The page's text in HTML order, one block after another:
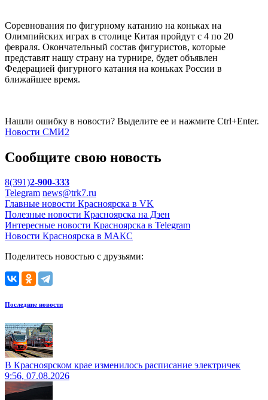
Соревнования по фигурному катанию на коньках на
Олимпийских играх в столице Китая пройдут с 4 по 20
февраля. Окончательный состав фигуристов, которые
представят нашу страну на турнире, будет объявлен
Федерацией фигурного катания на коньках России в
ближайшее время.
Нашли ошибку в новости? Выделите ее и нажмите Ctrl+Enter.
Новости СМИ2
Сообщите свою новость
8(391)2-900-333
Telegram news@trk7.ru
Главные новости Красноярска в VK
Полезные новости Красноярска на Дзен
Интересные новости Красноярска в Telegram
Новости Красноярска в МАКС
Поделитесь новостью с друзьями:
Последние новости
В Красноярском крае изменилось расписание электричек
9:56, 07.08.2026